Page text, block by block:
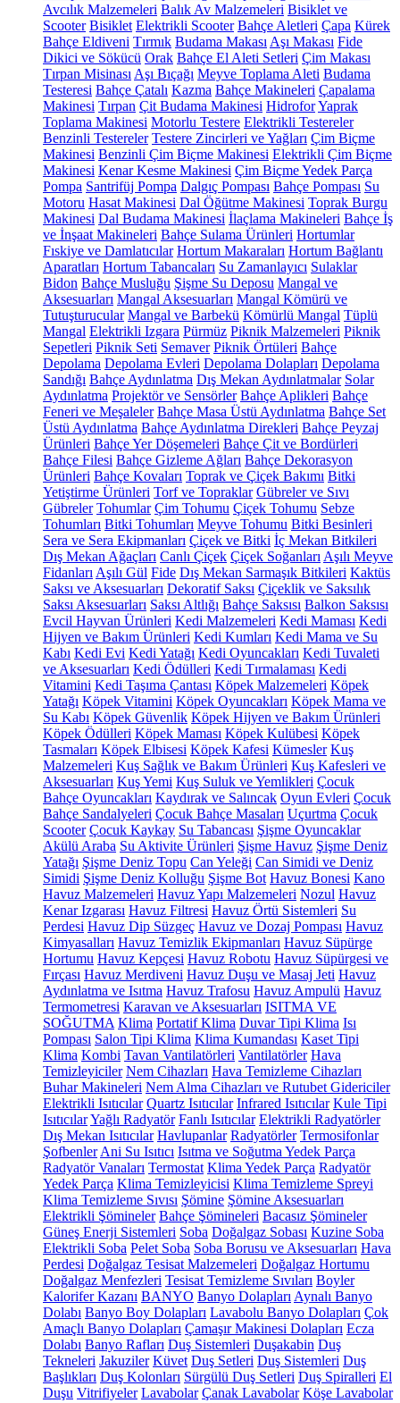
Avcılık Malzemeleri Balık Av Malzemeleri Bisiklet ve
Scooter Bisiklet Elektrikli Scooter Bahçe Aletleri Çapa Kürek
Bahçe Eldiveni Tırmık Budama Makası Aşı Makası Fide
Dikici ve Sökücü Orak Bahçe El Aleti Setleri Çim Makası
Tırpan Misinası Aşı Bıçağı Meyve Toplama Aleti Budama
Testeresi Bahçe Çatalı Kazma Bahçe Makineleri Çapalama
Makinesi Tırpan Çit Budama Makinesi HidroforYaprak
Toplama Makinesi Motorlu Testere Elektrikli Testereler
Benzinli Testereler Testere Zincirleri ve Yağları Çim Biçme
Makinesi Benzinli Çim Biçme Makinesi Elektrikli Çim Biçme
Makinesi Kenar Kesme Makinesi Çim Biçme Yedek Parça
Pompa Santrifüj Pompa Dalgıç Pompası Bahçe Pompası Su
Motoru Hasat Makinesi Dal Öğütme Makinesi Toprak Burgu
Makinesi Dal Budama Makinesi İlaçlama Makineleri Bahçe İş
ve İnşaat Makineleri Bahçe Sulama Ürünleri Hortumlar
Fıskiye ve Damlatıcılar Hortum Makaraları Hortum Bağlantı
Aparatları Hortum Tabancaları Su Zamanlayıcı Sulaklar
Bidon Bahçe Musluğu Şişme Su Deposu Mangal ve
Aksesuarları Mangal Aksesuarları Mangal Kömürü ve
Tutuşturucular Mangal ve Barbekü Kömürlü Mangal Tüplü
Mangal Elektrikli Izgara Pürmüz Piknik Malzemeleri Piknik
Sepetleri Piknik Seti Semaver Piknik Örtüleri Bahçe
Depolama Depolama Evleri Depolama Dolapları Depolama
Sandığı Bahçe Aydınlatma Dış Mekan Aydınlatmalar Solar
Aydınlatma Projektör ve Sensörler Bahçe Aplikleri Bahçe
Feneri ve Meşaleler Bahçe Masa Üstü Aydınlatma Bahçe Set
Üstü Aydınlatma Bahçe Aydınlatma Direkleri Bahçe Peyzaj
Ürünleri Bahçe Yer Döşemeleri Bahçe Çit ve Bordürleri
Bahçe Filesi Bahçe Gizleme Ağları Bahçe Dekorasyon
Ürünleri Bahçe Kovaları Toprak ve Çiçek Bakımı Bitki
Yetiştirme Ürünleri Torf ve Topraklar Gübreler ve Sıvı
Gübreler Tohumlar Çim Tohumu Çiçek Tohumu Sebze
Tohumları Bitki Tohumları Meyve Tohumu Bitki Besinleri
Sera ve Sera Ekipmanları Çiçek ve Bitki İç Mekan Bitkileri
Dış Mekan Ağaçları Canlı Çiçek Çiçek Soğanları Aşılı Meyve
Fidanları Aşılı Gül Fide Dış Mekan Sarmaşık Bitkileri Kaktüs
Saksı ve Aksesuarları Dekoratif Saksı Çiçeklik ve Saksılık
Saksı Aksesuarları Saksı Altlığı Bahçe Saksısı Balkon Saksısı
Evcil Hayvan Ürünleri Kedi Malzemeleri Kedi Maması Kedi
Hijyen ve Bakım Ürünleri Kedi Kumları Kedi Mama ve Su
Kabı Kedi Evi Kedi Yatağı Kedi Oyuncakları Kedi Tuvaleti
ve Aksesuarları Kedi Ödülleri Kedi Tırmalaması Kedi
Vitamini Kedi Taşıma Çantası Köpek Malzemeleri Köpek
Yatağı Köpek Vitamini Köpek Oyuncakları Köpek Mama ve
Su Kabı Köpek Güvenlik Köpek Hijyen ve Bakım Ürünleri
Köpek Ödülleri Köpek Maması Köpek Kulübesi Köpek
Tasmaları Köpek Elbisesi Köpek Kafesi Kümesler Kuş
Malzemeleri Kuş Sağlık ve Bakım Ürünleri Kuş Kafesleri ve
Aksesuarları Kuş Yemi Kuş Suluk ve Yemlikleri Çocuk
Bahçe Oyuncakları Kaydırak ve Salıncak Oyun Evleri Çocuk
Bahçe Sandalyeleri Çocuk Bahçe Masaları Uçurtma Çocuk
Scooter Çocuk Kaykay Su Tabancası Şişme Oyuncaklar
Akülü Araba Su Aktivite Ürünleri Şişme Havuz Şişme Deniz
Yatağı Şişme Deniz Topu Can Yeleği Can Simidi ve Deniz
Simidi Şişme Deniz Kolluğu Şişme Bot Havuz Bonesi Kano
Havuz Malzemeleri Havuz Yapı Malzemeleri Nozul Havuz
Kenar Izgarası Havuz Filtresi Havuz Örtü Sistemleri Su
Perdesi Havuz Dip Süzgeç Havuz ve Dozaj Pompası Havuz
Kimyasalları Havuz Temizlik Ekipmanları Havuz Süpürge
Hortumu Havuz Kepçesi Havuz Robotu Havuz Süpürgesi ve
Fırçası Havuz Merdiveni Havuz Duşu ve Masaj Jeti Havuz
Aydınlatma ve Isıtma Havuz Trafosu Havuz Ampulü Havuz
Termometresi Karavan ve Aksesuarları ISITMA VE
SOĞUTMA Klima Portatif Klima Duvar Tipi Klima Isı
Pompası Salon Tipi Klima Klima Kumandası Kaset Tipi
Klima Kombi Tavan Vantilatörleri Vantilatörler Hava
Temizleyiciler Nem Cihazları Hava Temizleme Cihazları
Buhar Makineleri Nem Alma Cihazları ve Rutubet Gidericiler
Elektrikli Isıtıcılar Quartz Isıtıcılar Infrared Isıtıcılar Kule Tipi
IsıtıcılarYağlı Radyatör Fanlı Isıtıcılar Elektrikli Radyatörler
Dış Mekan Isıtıcılar Havlupanlar Radyatörler Termosifonlar
Şofbenler Ani Su Isıtıcı Isıtma ve Soğutma Yedek Parça
Radyatör Vanaları Termostat Klima Yedek Parça Radyatör
Yedek Parça Klima Temizleyicisi Klima Temizleme Spreyi
Klima Temizleme Sıvısı Şömine Şömine Aksesuarları
Elektrikli Şömineler Bahçe Şömineleri Bacasız Şömineler
Güneş Enerji Sistemleri Soba Doğalgaz Sobası Kuzine Soba
Elektrikli Soba Pelet Soba Soba Borusu ve Aksesuarları Hava
Perdesi Doğalgaz Tesisat Malzemeleri Doğalgaz Hortumu
Doğalgaz Menfezleri Tesisat Temizleme Sıvıları Boyler
Kalorifer Kazanı BANYO Banyo Dolapları Aynalı Banyo
Dolabı Banyo Boy Dolapları Lavabolu Banyo Dolapları Çok
Amaçlı Banyo Dolapları Çamaşır Makinesi Dolapları Ecza
Dolabı Banyo Rafları Duş Sistemleri Duşakabin Duş
Tekneleri Jakuziler Küvet Duş Setleri Duş Sistemleri Duş
Başlıkları Duş Kolonları Sürgülü Duş Setleri Duş Spiralleri El
Duşu Vitrifiyeler Lavabolar Çanak Lavabolar Köşe Lavabolar